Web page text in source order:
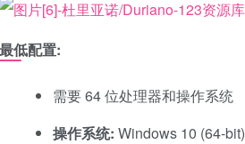
最低配置:
需要 64 位处理器和操作系统
操作系统: Windows 10 (64-bit)